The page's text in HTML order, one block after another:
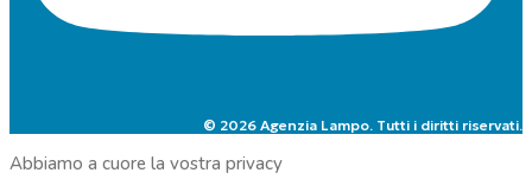
© 2026 Agenzia Lampo. Tutti i diritti riservati.
Abbiamo a cuore la vostra privacy